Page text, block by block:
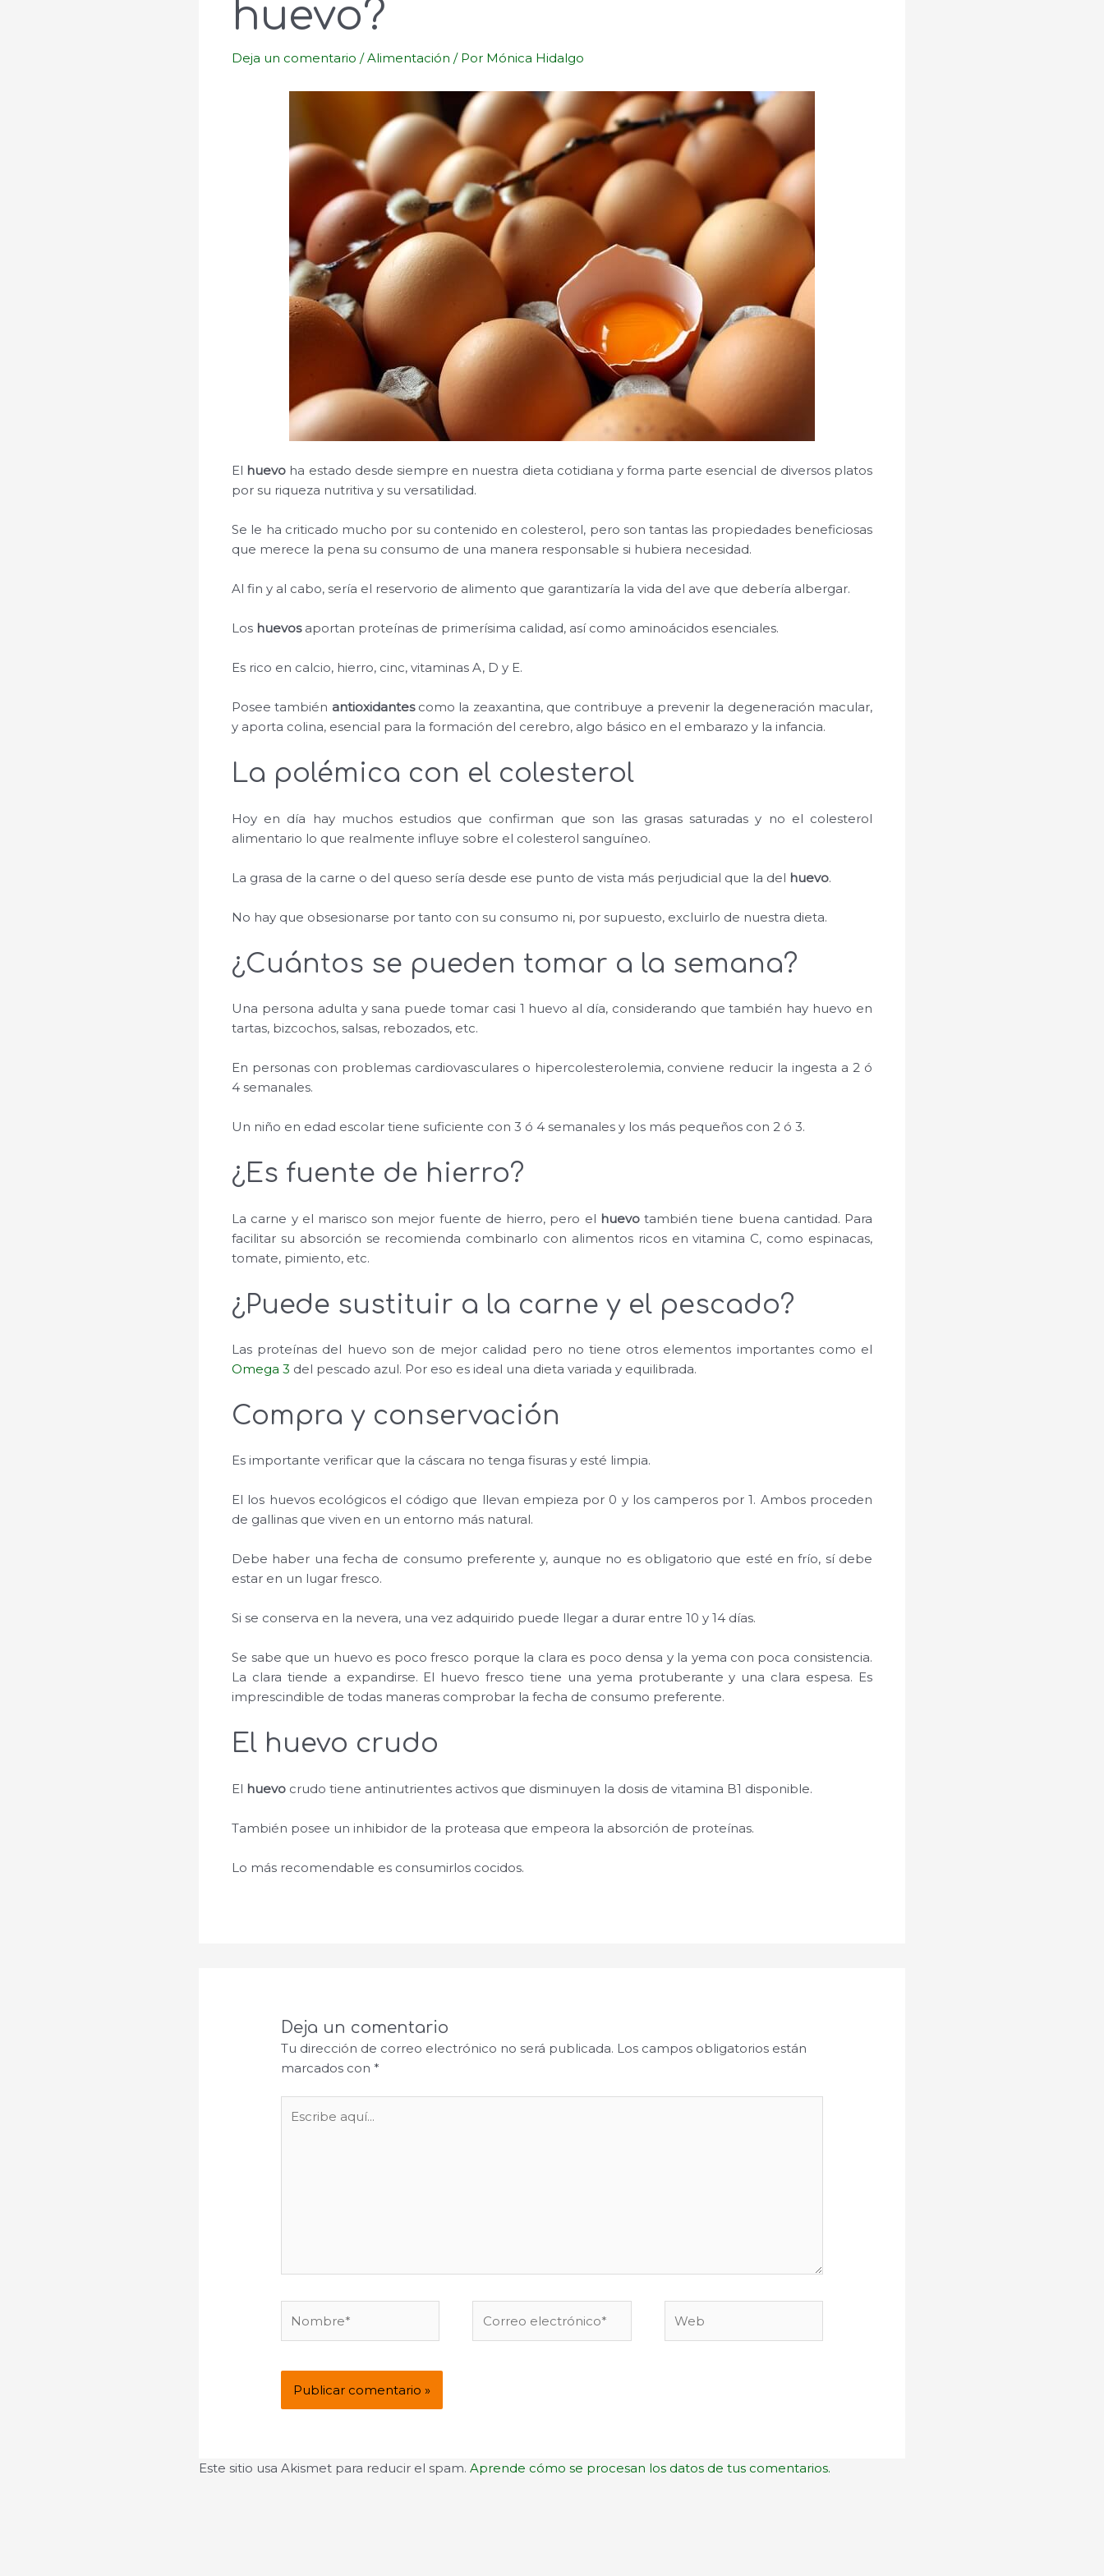
huevo?
Deja un comentario /Alimentación / Por Mónica Hidalgo
El huevo ha estado desde siempre en nuestra dieta cotidiana y forma parte esencial de diversos platos
por su riqueza nutritiva y su versatilidad.
Se le ha criticado mucho por su contenido en colesterol, pero son tantas las propiedades beneficiosas
que merece la pena su consumo de una manera responsable si hubiera necesidad.
Al fin y al cabo, sería el reservorio de alimento que garantizaría la vida del ave que debería albergar.
Los huevosaportan proteínas de primerísima calidad, así como aminoácidos esenciales.
Es rico en calcio, hierro, cinc, vitaminas A, D y E.
Posee también antioxidantescomo la zeaxantina, que contribuye a prevenir la degeneración macular,
y aporta colina, esencial para la formación del cerebro, algo básico en el embarazo y la infancia.
La polémica con el colesterol
Hoy en día hay muchos estudios que confirman que son las grasas saturadas y no el colesterol
alimentario lo que realmente influye sobre el colesterol sanguíneo.
La grasa de la carne o del queso sería desde ese punto de vista más perjudicial que la del huevo.
No hay que obsesionarse por tanto con su consumo ni, por supuesto, excluirlo de nuestra dieta.
¿Cuántos se pueden tomar a la semana?
Una persona adulta y sana puede tomar casi 1 huevo al día, considerando que también hay huevo en
tartas, bizcochos, salsas, rebozados, etc.
En personas con problemas cardiovasculares o hipercolesterolemia, conviene reducir la ingesta a 2 ó
4 semanales.
Un niño en edad escolar tiene suficiente con 3 ó 4 semanales y los más pequeños con 2 ó 3.
¿Es fuente de hierro?
La carne y el marisco son mejor fuente de hierro, pero el huevotambién tiene buena cantidad. Para
facilitar su absorción se recomienda combinarlo con alimentos ricos en vitamina C, como espinacas,
tomate, pimiento, etc.
¿Puede sustituir a la carne y el pescado?
Las proteínas del huevo son de mejor calidad pero no tiene otros elementos importantes como el
Omega 3 del pescado azul. Por eso es ideal una dieta variada y equilibrada.
Compra y conservación
Es importante verificar que la cáscara no tenga fisuras y esté limpia.
El los huevos ecológicos el código que llevan empieza por 0 y los camperos por 1. Ambos proceden
de gallinas que viven en un entorno más natural.
Debe haber una fecha de consumo preferente y, aunque no es obligatorio que esté en frío, sí debe
estar en un lugar fresco.
Si se conserva en la nevera, una vez adquirido puede llegar a durar entre 10 y 14 días.
Se sabe que un huevo es poco fresco porque la clara es poco densa y la yema con poca consistencia.
La clara tiende a expandirse. El huevo fresco tiene una yema protuberante y una clara espesa. Es
imprescindible de todas maneras comprobar la fecha de consumo preferente.
El huevo crudo
El huevo crudo tiene antinutrientes activos que disminuyen la dosis de vitamina B1 disponible.
También posee un inhibidor de la proteasa que empeora la absorción de proteínas.
Lo más recomendable es consumirlos cocidos.
Deja un comentario
Tu dirección de correo electrónico no será publicada. Los campos obligatorios están
marcados con *
aquí...
electrónico*
Este sitio usa Akismet para reducir el spam. Aprende cómo se procesan los datos de tus comentarios.